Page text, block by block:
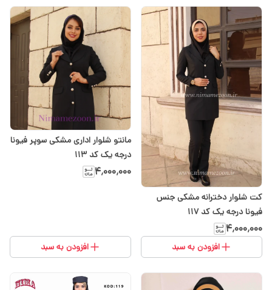
کت شلوار دخترانه مشکی جنس
فیونا درجه یک کد 117
۴٬۰۰۰٬۰۰۰
افزودن به سبد
مانتو شلوار اداری مشکی سوپر فیونا
درجه یک کد ۱۱۳
۴٬۰۰۰٬۰۰۰
افزودن به سبد